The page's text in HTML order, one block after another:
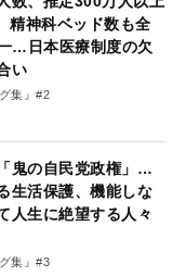
精神科ベッド数も全
…日本医療制度の欠
い
集』#2
鬼の自民党政権」…
生活保護、機能しな
人生に絶望する人々
集』#3